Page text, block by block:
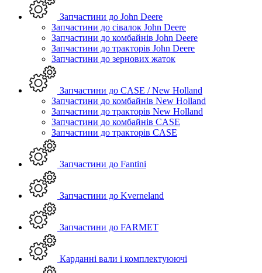
Запчастини до John Deere
Запчастини до сівалок John Deere
Запчастини до комбайнів John Deere
Запчастини до тракторів John Deere
Запчастини до зернових жаток
Запчастини до CASE / New Holland
Запчастини до комбайнів New Holland
Запчастини до тракторів New Holland
Запчастини до комбайнів CASE
Запчастини до тракторів CASE
Запчастини до Fantini
Запчастини до Kverneland
Запчастини до FARMET
Карданні вали і комплектуюючі